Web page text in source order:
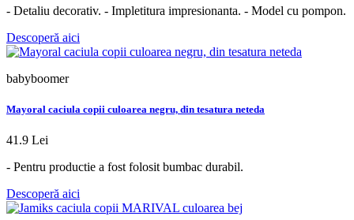
- Detaliu decorativ. - Impletitura impresionanta. - Model cu pompon.
Descoperă aici
babyboomer
Mayoral caciula copii culoarea negru, din tesatura neteda
41.9 Lei
- Pentru productie a fost folosit bumbac durabil.
Descoperă aici